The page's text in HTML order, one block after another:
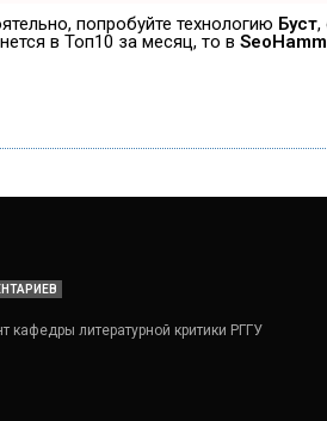
попробуйте технологию Буст,
в Топ10 за месяц, то в
кафедры литературной критики РГГУ